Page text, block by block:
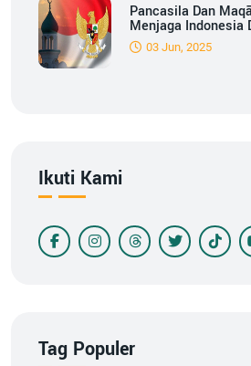
Pancasila Dan
Menjaga Indonesia
03 Jun, 2025
Ikuti Kami
Tag Populer